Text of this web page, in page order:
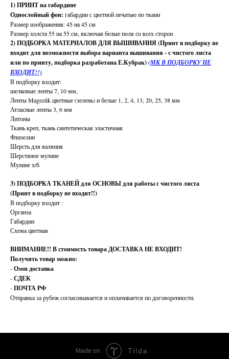
1) ПРИНТ на габардине
Однослойный фон: габардин с цветной печатью по ткани
Размер изображения: 45 на 45 см
Размер холста 55 на 55 см, включая белые поля со всех сторон
2) ПОДБОРКА МАТЕРИАЛОВ ДЛЯ ВЫШИВАНИЯ (Принт в подборку не
входит для возможности выбора варианта вышивания - с чистого листа
или по принту, подборка разработана Е.Кубрак)(МК В ПОДБОРКУ НЕ
ВХОДИТ!!)
В подборку входит:
шелковые ленты 7, 10 мм,
Ленты Magestik цветные (зелень) и белые 1, 2, 4, 13, 20, 25, 38 мм
Атласные ленты 3, 6 мм
Литоны
Ткань креп, ткань синтетическая эластичная
Флизелин
Шерсть для валяния
Шерстяное мулине
Мулине х/б
3) ПОДБОРКА ТКАНЕЙ для ОСНОВЫ для работы с чистого листа
(Принт в подборку не входит!!)
В подборку входит :
Органза
Габардин
Схема цветная
ВНИМАНИЕ!! В стоимость товара ДОСТАВКА НЕ ВХОДИТ!
Получить товар можно:
-Озон доставка
-СДЕК
-ПОЧТА РФ
Отправка за рубеж согласовывается и оплачивается по договоренности.
Made on Tilda